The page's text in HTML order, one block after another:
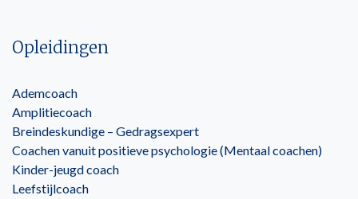
Opleidingen
Ademcoach
Amplitiecoach
Breindeskundige – Gedragsexpert
Coachen vanuit positieve psychologie (Mentaal coachen)
Kinder-jeugd coach
Leefstijlcoach